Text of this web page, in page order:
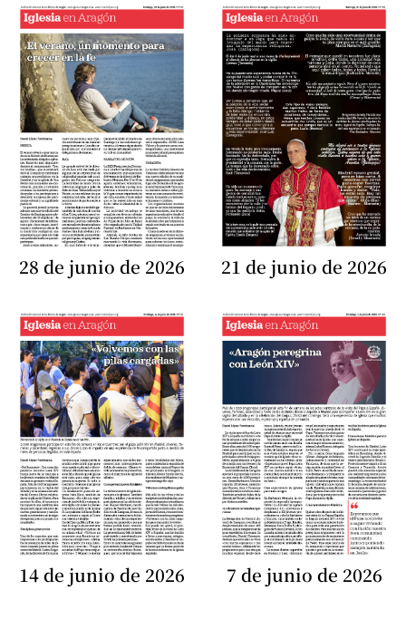
28 de junio de 2026 21 de junio de 2026
14 de junio de 2026 7 de junio de 2026